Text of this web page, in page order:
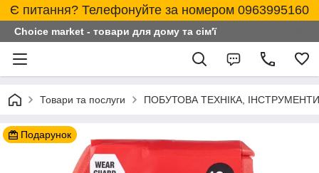
Є питання? Телефонуйте за номером 0963995160
Choice market - товари для дому та сім'ї
Товари та послуги ПОБУТОВА ТЕХНІКА,
Подарунок